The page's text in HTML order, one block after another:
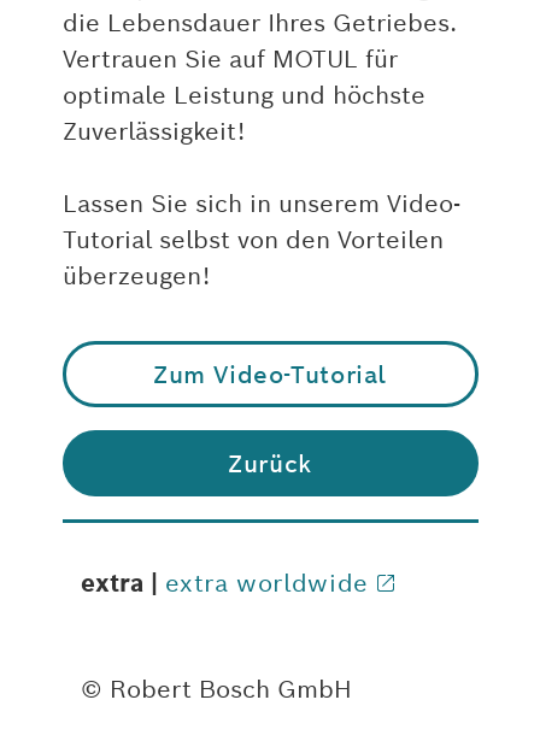
die Lebensdauer Ihres Getriebes.
Vertrauen Sie auf MOTUL für
optimale Leistung und höchste
Zuverlässigkeit!
Lassen Sie sich in unserem Video-
Tutorial selbst von den Vorteilen
überzeugen!
Zum Video-Tutorial
Zurück
extra | extra worldwide
© Robert Bosch GmbH